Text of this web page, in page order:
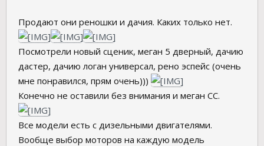
Продают они реношки и дачия. Каких только нет.
Посмотрели новый сценик, меган 5 дверный, дачию
дастер, дачию логан универсал, рено эспейс (очень
мне понравился, прям очень)))
Конечно не оставили без внимания и меган СС.
Все модели есть с дизельными двигателями.
Вообще выбор моторов на каждую модель